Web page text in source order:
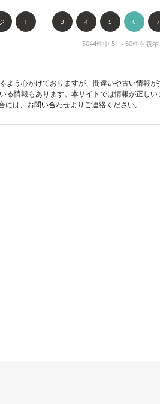
1 ･･･ 3 4 5 6 7
5044件中 51～60件を表示
よう心がけておりますが、間違いや古い情報
る情報もあります。本サイトでは情報が正し
は、 お問い合わせよりご連絡ください。